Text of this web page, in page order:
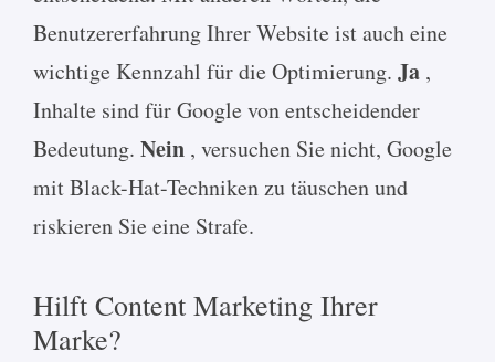
Benutzererfahrung Ihrer Website ist auch eine
wichtige Kennzahl für die Optimierung. Ja ,
Inhalte sind für Google von entscheidender
Bedeutung. Nein , versuchen Sie nicht, Google
mit Black-Hat-Techniken zu täuschen und
riskieren Sie eine Strafe.
Hilft Content Marketing Ihrer
Marke?